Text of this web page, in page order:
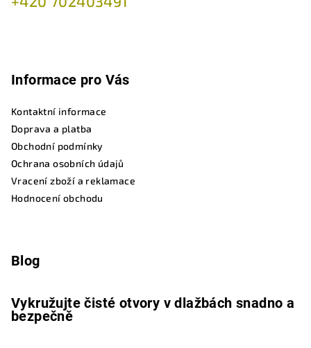
Informace pro Vás
Kontaktní informace
Doprava a platba
Obchodní podmínky
Ochrana osobních údajů
Vracení zboží a reklamace
Hodnocení obchodu
Blog
Vykružujte čisté otvory v dlažbách snadno a
bezpečně